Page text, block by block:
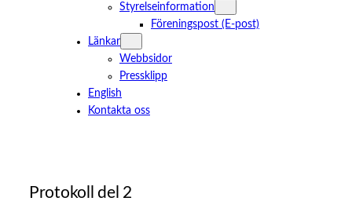
Styrelseinformation
Föreningspost (E-post)
Länkar
Webbsidor
Pressklipp
English
Kontakta oss
Protokoll del 2